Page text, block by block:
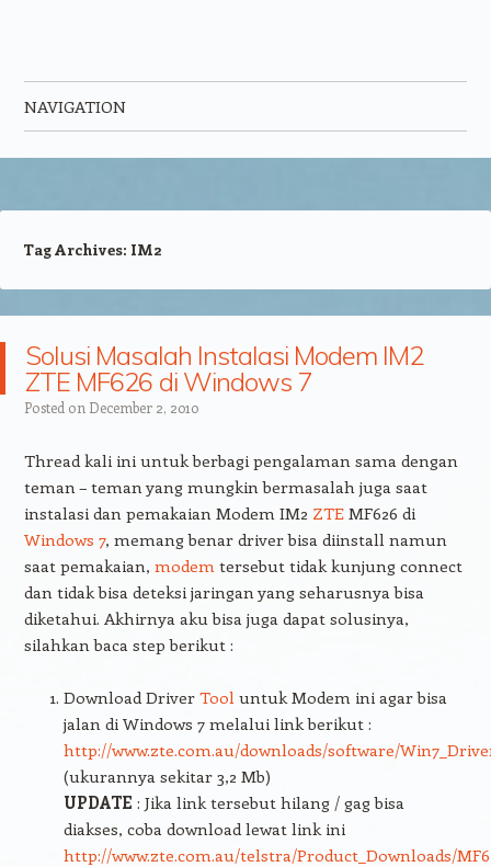
NAVIGATION
Tag Archives: IM2
Solusi Masalah Instalasi Modem IM2
ZTE MF626 di Windows 7
Posted on December 2, 2010
Thread kali ini untuk berbagi pengalaman sama dengan
teman – teman yang mungkin bermasalah juga saat
instalasi dan pemakaian Modem IM2 ZTEMF626 di
Windows 7, memang benar driver bisa diinstall namun
saat pemakaian, modemtersebut tidak kunjung connect
dan tidak bisa deteksi jaringan yang seharusnya bisa
diketahui. Akhirnya aku bisa juga dapat solusinya,
silahkan baca step berikut :
Download Driver Tooluntuk Modem ini agar bisa
jalan di Windows 7 melalui link berikut :
http://www.zte.com.au/downloads/software/
(ukurannya sekitar 3,2 Mb)
UPDATE : Jika link tersebut hilang / gag bisa
diakses, coba download lewat link ini
http://www.zte.com.au/telstra/Product_Downloads/